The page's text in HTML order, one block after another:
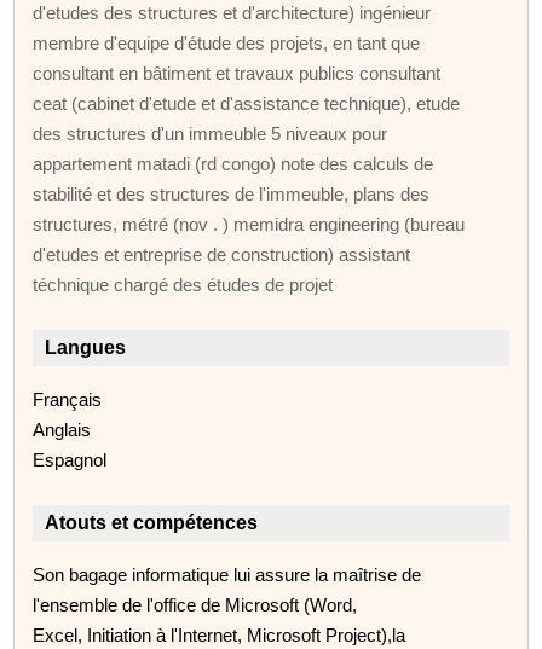
d'etudes des structures et d'architecture) ingénieur
membre d'equipe d'étude des projets, en tant que
consultant en bâtiment et travaux publics consultant
ceat (cabinet d'etude et d'assistance technique), etude
des structures d'un immeuble 5 niveaux pour
appartement matadi (rd congo) note des calculs de
stabilité et des structures de l'immeuble, plans des
structures, métré (nov . ) memidra engineering (bureau
d'etudes et entreprise de construction) assistant
téchnique chargé des études de projet
Langues
Français
Anglais
Espagnol
Atouts et compétences
Son bagage informatique lui assure la maîtrise de
l'ensemble de l'office de Microsoft (Word,
Excel, Initiation à l'Internet, Microsoft Project),la